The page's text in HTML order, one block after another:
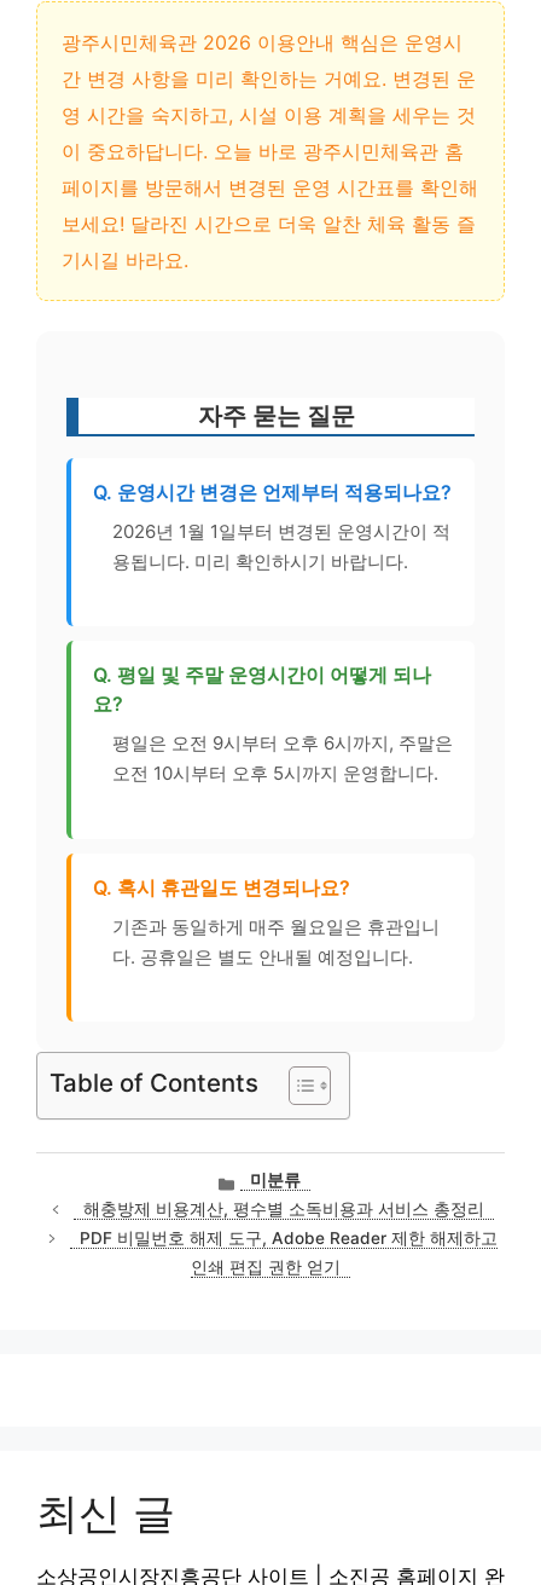
광주시민체육관 2026 이용안내 핵심은 운영시
간 변경 사항을 미리 확인하는 거예요. 변경된 운
영 시간을 숙지하고, 시설 이용 계획을 세우는 것
이 중요하답니다. 오늘 바로 광주시민체육관 홈
페이지를 방문해서 변경된 운영 시간표를 확인해
보세요! 달라진 시간으로 더욱 알찬 체육 활동 즐
기시길 바라요.
자주 묻는 질문
Q. 운영시간 변경은 언제부터 적용되나요?
2026년 1월 1일부터 변경된 운영시간이 적
용됩니다. 미리 확인하시기 바랍니다.
Q. 평일 및 주말 운영시간이 어떻게 되나
요?
평일은 오전 9시부터 오후 6시까지, 주말은
오전 10시부터 오후 5시까지 운영합니다.
Q. 혹시 휴관일도 변경되나요?
기존과 동일하게 매주 월요일은 휴관입니
다. 공휴일은 별도 안내될 예정입니다.
Table of Contents
카
테
고
리
미분류
해충방제 비용계산, 평수별 소독비용과 서비스 총정리
PDF 비밀번호 해제 도구, Adobe Reader 제한 해제하고
인쇄 편집 권한 얻기
최신 글
소상공인시장진흥공단 사이트 | 소진공 홈페이지 완